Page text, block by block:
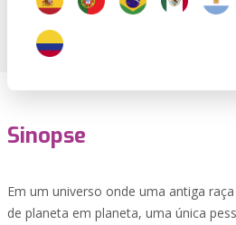
Sinopse
Em um universo onde uma antiga
de planeta em planeta, uma única